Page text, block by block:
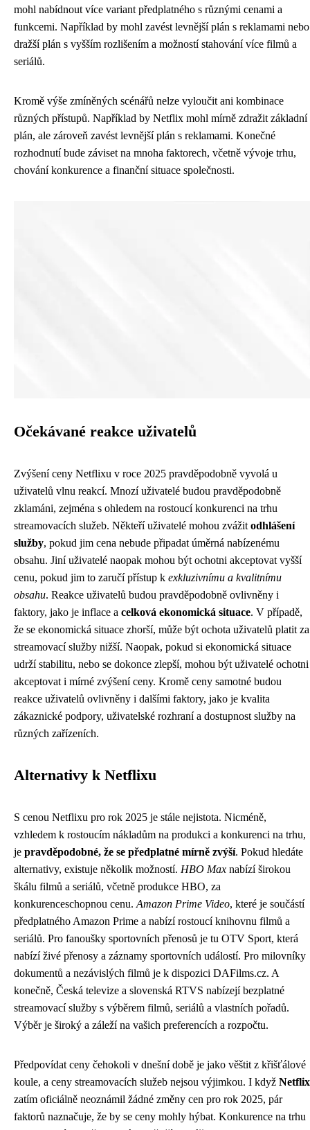
mohl nabídnout více variant předplatného s různými cenami a
funkcemi. Například by mohl zavést levnější plán s reklamami nebo
dražší plán s vyšším rozlišením a možností stahování více filmů a
seriálů.
Kromě výše zmíněných scénářů nelze vyloučit ani kombinace
různých přístupů. Například by Netflix mohl mírně zdražit základní
plán, ale zároveň zavést levnější plán s reklamami. Konečné
rozhodnutí bude záviset na mnoha faktorech, včetně vývoje trhu,
chování konkurence a finanční situace společnosti.
Očekávané reakce uživatelů
Zvýšení ceny Netflixu v roce 2025 pravděpodobně vyvolá u
uživatelů vlnu reakcí. Mnozí uživatelé budou pravděpodobně
zklamáni, zejména s ohledem na rostoucí konkurenci na trhu
streamovacích služeb. Někteří uživatelé mohou zvážit odhlášení
služby, pokud jim cena nebude připadat úměrná nabízenému
obsahu. Jiní uživatelé naopak mohou být ochotni akceptovat vyšší
cenu, pokud jim to zaručí přístup k exkluzivnímu a kvalitnímu
obsahu. Reakce uživatelů budou pravděpodobně ovlivněny i
faktory, jako je inflace a celková ekonomická situace. V případě,
že se ekonomická situace zhorší, může být ochota uživatelů platit za
streamovací služby nižší. Naopak, pokud si ekonomická situace
udrží stabilitu, nebo se dokonce zlepší, mohou být uživatelé ochotni
akceptovat i mírné zvýšení ceny. Kromě ceny samotné budou
reakce uživatelů ovlivněny i dalšími faktory, jako je kvalita
zákaznické podpory, uživatelské rozhraní a dostupnost služby na
různých zařízeních.
Alternativy k Netflixu
S cenou Netflixu pro rok 2025 je stále nejistota. Nicméně,
vzhledem k rostoucím nákladům na produkci a konkurenci na trhu,
je pravděpodobné, že se předplatné mírně zvýší. Pokud hledáte
alternativy, existuje několik možností. HBO Max nabízí širokou
škálu filmů a seriálů, včetně produkce HBO, za
konkurenceschopnou cenu. Amazon Prime Video, které je součástí
předplatného Amazon Prime a nabízí rostoucí knihovnu filmů a
seriálů. Pro fanoušky sportovních přenosů je tu OTV Sport, která
nabízí živé přenosy a záznamy sportovních událostí. Pro milovníky
dokumentů a nezávislých filmů je k dispozici DAFilms.cz. A
konečně, Česká televize a slovenská RTVS nabízejí bezplatné
streamovací služby s výběrem filmů, seriálů a vlastních pořadů.
Výběr je široký a záleží na vašich preferencích a rozpočtu.
Předpovídat ceny čehokoli v dnešní době je jako věštit z křišťálové
koule, a ceny streamovacích služeb nejsou výjimkou. I když Netflix
zatím oficiálně neoznámil žádné změny cen pro rok 2025, pár
faktorů naznačuje, že by se ceny mohly hýbat. Konkurence na trhu